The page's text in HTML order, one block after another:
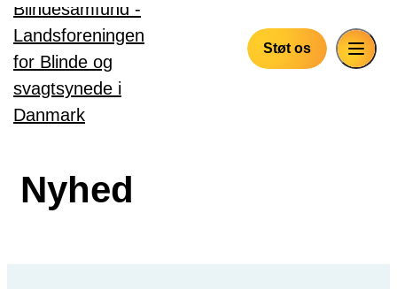
Gå til hovedindhold
Støt os
Nyhed